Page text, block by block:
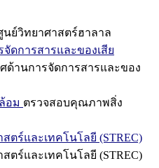
นย์วิทยาศาสตร์ฮาลาล
ดการสารและของเสีย
ด้านการจัดการสารและของ
อม ตรวจสอบคุณภาพสิ่ง
ตร์และเทคโนโลยี (STREC)
ตร์และเทคโนโลยี (STREC)